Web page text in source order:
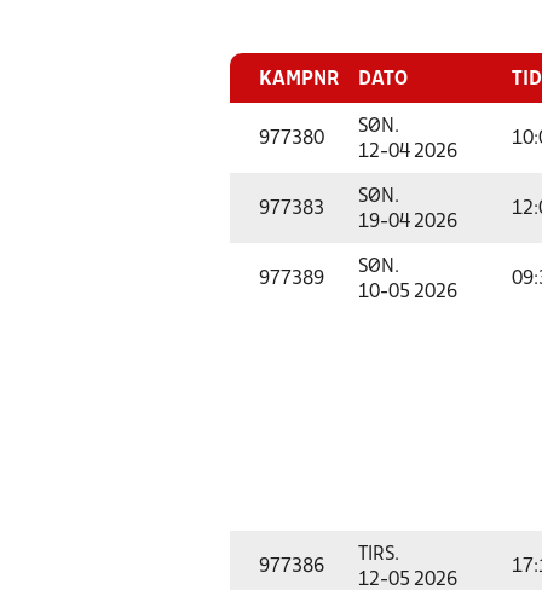
KAMPNR DATO TID
977380
SØN.
12-04 2026
977383
SØN.
19-04 2026
977389
SØN.
10-05 2026
977386
TIRS.
12-05 2026